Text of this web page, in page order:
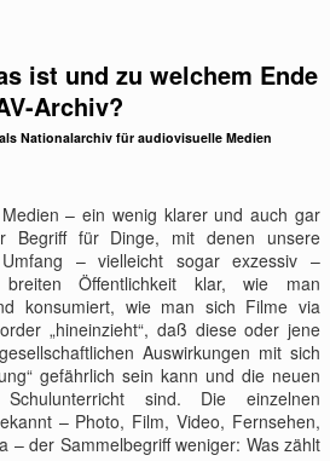
ist und zu welchem Ende
Archiv?
Nationalarchiv für audiovisuelle Medien
– ein wenig klarer und auch gar
Begriff für Dinge, mit denen unsere
– vielleicht sogar exzessiv –
Öffentlichkeit klar, wie man
konsumiert, wie man sich Filme via
„hineinzieht“, daß diese oder jene
Auswirkungen mit sich
gefährlich sein kann und die neuen
sind. Die einzelnen
– Photo, Film, Video, Fernsehen,
– der Sammelbegriff weniger: Was zählt